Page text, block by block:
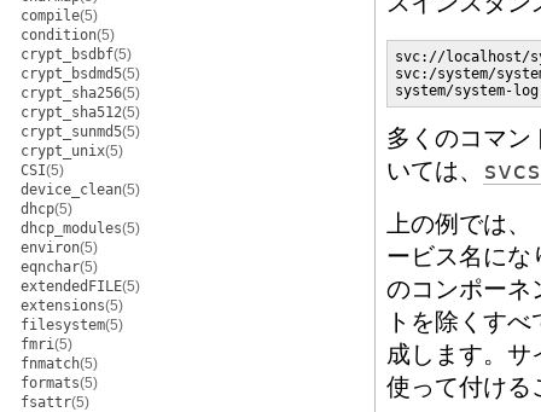
compile(5)
condition(5)
crypt_bsdbf(5)
crypt_bsdmd5(5)
crypt_sha256(5)
crypt_sha512(5)
crypt_sunmd5(5)
crypt_unix(5)
CSI(5)
device_clean(5)
dhcp(5)
dhcp_modules(5)
environ(5)
eqnchar(5)
extendedFILE(5)
extensions(5)
filesystem(5)
fmri(5)
fnmatch(5)
formats(5)
fsattr(5)
svc://localhost/
svc:/system/
system/system-
多くのコマン
いては、 svcs
上の例では
ービス名にな
のコンポーネ
トを除くす
成します。サ
使って付ける